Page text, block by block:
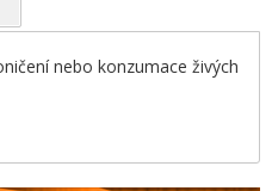
nebo konzumace živých